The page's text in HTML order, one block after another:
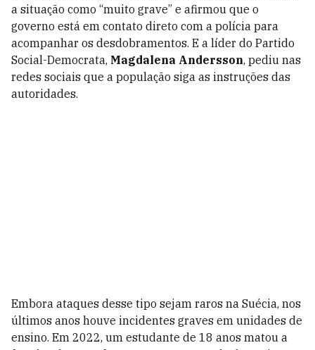
a situação como “muito grave” e afirmou que o
governo está em contato direto com a polícia para
acompanhar os desdobramentos. E a líder do Partido
Social-Democrata, Magdalena Andersson, pediu nas
redes sociais que a população siga as instruções das
autoridades.
Embora ataques desse tipo sejam raros na Suécia, nos
últimos anos houve incidentes graves em unidades de
ensino. Em 2022, um estudante de 18 anos matou a